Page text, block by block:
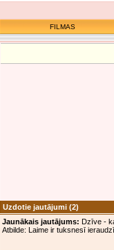
FILMAS
Uzdotie jautājumi (2)
Jaunākais jautājums: Dzīve -
Atbilde: Laime ir tuksnesī